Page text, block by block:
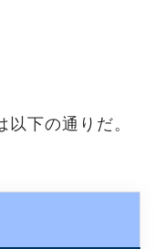
下の通りだ。